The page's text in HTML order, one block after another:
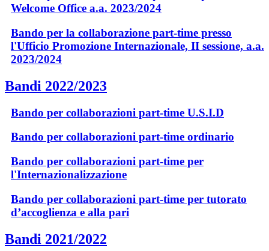
Welcome Office a.a. 2023/2024
Bando per la collaborazione part-time presso
l'Ufficio Promozione Internazionale, II sessione, a.a.
2023/2024
Bandi 2022/2023
Bando per collaborazioni part-time U.S.I.D
Bando per collaborazioni part-time ordinario
Bando per collaborazioni part-time per
l'Internazionalizzazione
Bando per collaborazioni part-time per tutorato
d’accoglienza e alla pari
Bandi 2021/2022